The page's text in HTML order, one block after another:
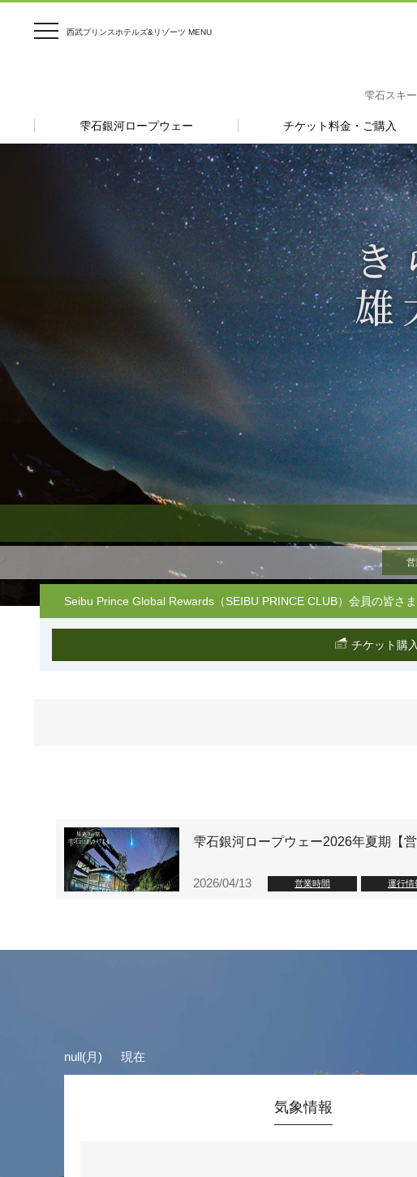
西武プリンスホテルズ&リゾーツ MENU
雫石スキ
雫石銀河ロープウェー チケット料金・ご購入
き
雄
営
Seibu Prince Global Rewards（SEIBU PRINCE CLUB）会員の皆さ
チケット購入
雫石銀河ロープウェー2026年夏期【
2026/04/13 営業時間 運行情
null(月) 現在
気象情報